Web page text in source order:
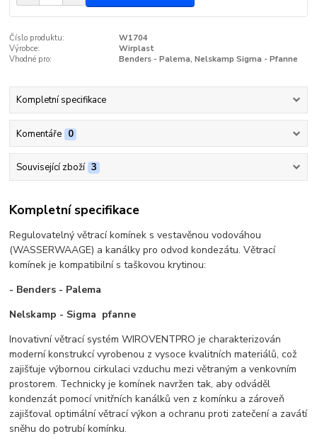
Číslo produktu:
W1704
Výrobce:
Wirplast
Vhodné pro:
Benders - Palema, Nelskamp Sigma - Pfanne
Kompletní specifikace
Komentáře 0
Související zboží 3
Kompletní specifikace
Regulovatelný větrací komínek s vestavěnou vodováhou
(WASSERWAAGE) a kanálky pro odvod kondezátu. Větrací
komínek je kompatibilní s taškovou krytinou:
- Benders - Palema
Nelskamp - Sigma pfanne
Inovativní větrací systém WIROVENTPRO je charakterizován
moderní konstrukcí vyrobenou z vysoce kvalitních materiálů, což
zajišťuje výbornou cirkulaci vzduchu mezi větraným a venkovním
prostorem. Technicky je komínek navržen tak, aby odváděl
kondenzát pomocí vnitřních kanálků ven z komínku a zároveň
zajišťoval optimální větrací výkon a ochranu proti zatečení a zavátí
sněhu do potrubí komínku.